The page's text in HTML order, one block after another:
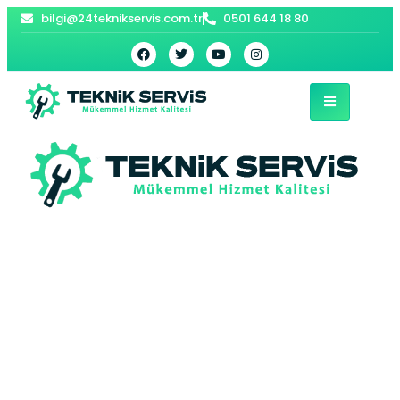
bilgi@24teknikservis.com.tr 0501 644 18 80